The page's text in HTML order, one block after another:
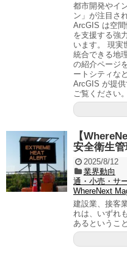
都市開発やイ
ン」が注目さ
ArcGIS は空
を支援する強
います。 現実
統合できる地
の紹介ページ
ートシティな
ArcGIS が提
ご覧ください。
【
安全衛生管
2025/8/12
業界動向
通・小売・サ
WhereNext
建設業、接客
れは、いずれ
あるというこ